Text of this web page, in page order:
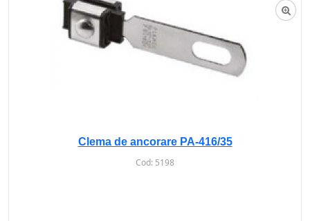
Clema de ancorare PA-416/35
Cod: 5198